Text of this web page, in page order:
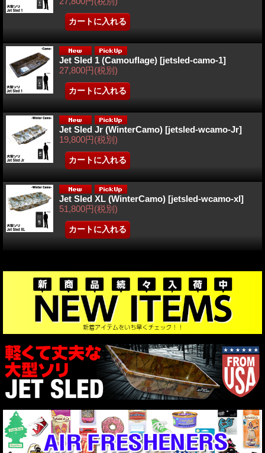
Jet Sled 1 (Camouflage) [jetsled-camo-1]
27,800円(税別)
Jet Sled Jr (WinterCamo) [jetsled-wcamo-Jr]
19,800円(税別)
Jet Sled XL (WinterCamo) [jetsled-wcamo-xl]
51,800円(税別)